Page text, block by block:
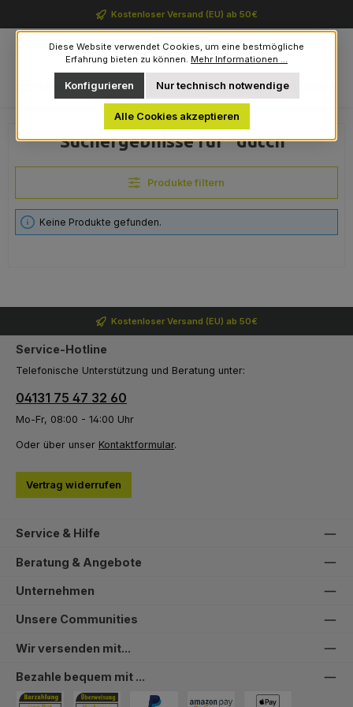
Zum Hauptinhalt springenKostenloser Versand (EU) ab 50€
Navigation Du hast 0 Produkte auf
Suchergebnisse für "dutch"
Produkte filtern
Keine Produkte gefunden.
Kostenloser Versand (EU) ab 50€
Service-Hotline
Telefonische Unterstützung und Beratung unter:
04131 75 47 32 60
Mo-Fr, 08:00 - 14:00 Uhr
Oder über unser Kontaktformular.
Vertrag widerrufen
Service & Hilfe
Beratung & Angebote
Unternehmen
Unsere Communities
Wir versenden mit...
Bezahle bequem mit ...
Diese Website verwendet Cookies, um eine bestmögliche
Erfahrung bieten zu können. Mehr Informationen ...
Nur technisch notwendige
Konfigurieren
Alle Cookies akzeptieren